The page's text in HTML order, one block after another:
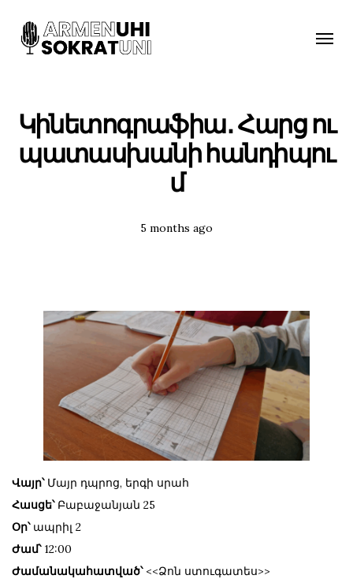
Toggle
Կինետոգրաֆիա․ Հարց ու
պատասխանի հանդիպու
մ
Posted
5 months ago
Վայր՝Մայր դպրոց, երգի սրահ
Հասցե՝Բաբաջանյան 25
Օր՝ապրիլ 2
Ժամ՝12:00
Ժամանակահատված՝ <<Ձոն ստուգատես>>